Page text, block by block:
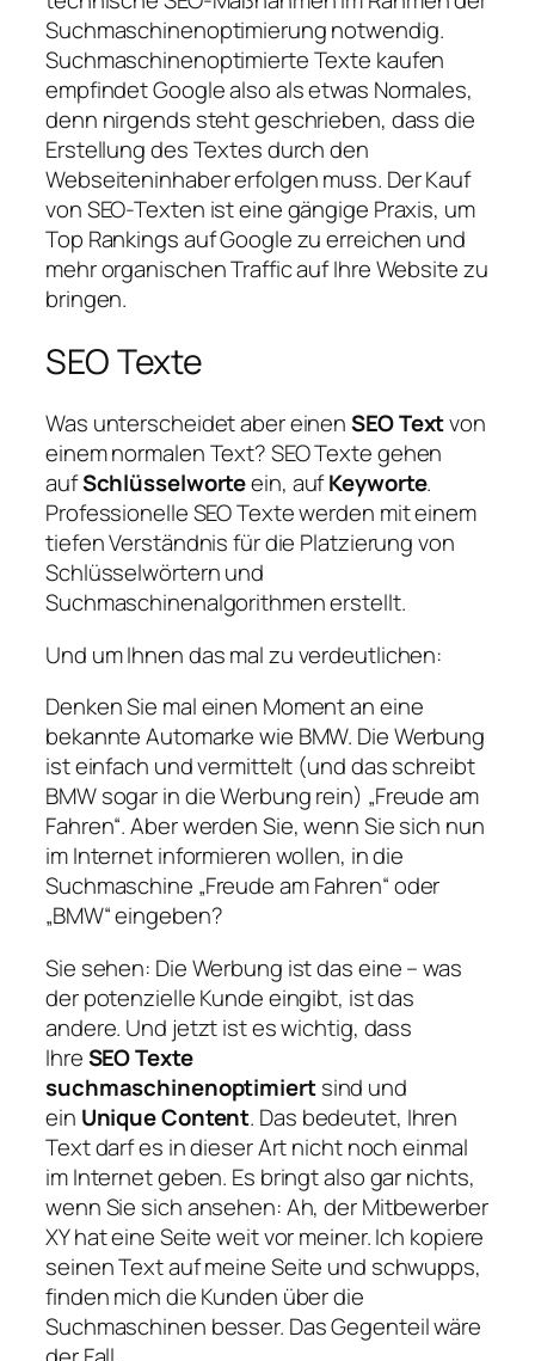
Suchmaschinenoptimierung notwendig.
Suchmaschinenoptimierte Texte kaufen
empfindet Google also als etwas Normales,
denn nirgends steht geschrieben, dass die
Erstellung des Textes durch den
Webseiteninhaber erfolgen muss. Der Kauf
von SEO-Texten ist eine gängige Praxis, um
Top Rankings auf Google zu erreichen und
mehr organischen Traffic auf Ihre Website zu
bringen.
SEO Texte
Was unterscheidet aber einenSEO Textvon
einem normalen Text? SEO Texte gehen
aufSchlüsselworteein, aufKeyworte.
Professionelle SEO Texte werden mit einem
tiefen Verständnis für die Platzierung von
Schlüsselwörtern und
Suchmaschinenalgorithmen erstellt.
Und um Ihnen das mal zu verdeutlichen:
Denken Sie mal einen Moment an eine
bekannte Automarke wie BMW. Die Werbung
ist einfach und vermittelt (und das schreibt
BMW sogar in die Werbung rein) „Freude am
Fahren“. Aber werden Sie, wenn Sie sich nun
im Internet informieren wollen, in die
Suchmaschine „Freude am Fahren“ oder
„BMW“ eingeben?
Sie sehen: Die Werbung ist das eine – was
der potenzielle Kunde eingibt, ist das
andere. Und jetzt ist es wichtig, dass
IhreSEO Texte
suchmaschinenoptimiertsind und
ein Unique Content. Das bedeutet, Ihren
Text darf es in dieser Art nicht noch einmal
im Internet geben. Es bringt also gar nichts,
wenn Sie sich ansehen: Ah, der Mitbewerber
XY hat eine Seite weit vor meiner. Ich kopiere
seinen Text auf meine Seite und schwupps,
finden mich die Kunden über die
Suchmaschinen besser. Das Gegenteil wäre